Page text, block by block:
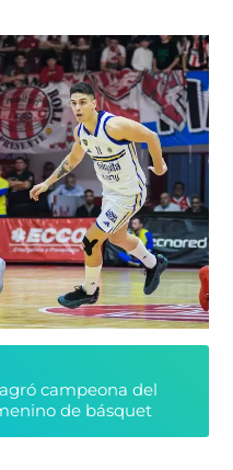
campeona del
de básquet